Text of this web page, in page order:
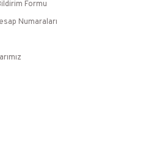
Formu
Numaraları